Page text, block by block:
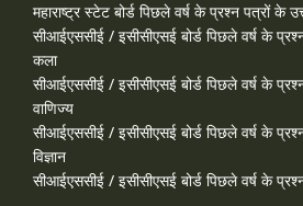
महाराष्ट्र स्टेट बोर्ड पिछले वर्ष के प्रश्न पत्रों के
सीआईएससीई / इसीसीएसई बोर्ड पिछले वर्ष के
कला
सीआईएससीई / इसीसीएसई बोर्ड पिछले वर्ष के
वाणिज्य
सीआईएससीई / इसीसीएसई बोर्ड पिछले वर्ष के
विज्ञान
सीआईएससीई / इसीसीएसई बोर्ड पिछले वर्ष के